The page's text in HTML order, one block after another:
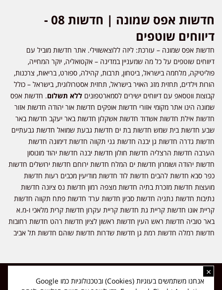
חדשות אפס שמונה | חדשות 08 -
דיווחים שוטפים
חדשות אפס שמונה – עורכת: ליזה ללוצאשווילי. אתר חדשות מוביל עם
דיווחים שוטפים על כל מה שמעניין במדינה – אקטואליה, יוקר המחייה,
פוליטיקה, מלחמה בישראל, ביטחון, תרבות, קהילה, ספורט, בריאות, צרכנות,
הורות וילדים, תחזית מזג האויר בישראל, תחזית אסטרולוגית, בישראל – כולל
קבוצות ווטסאפ עם דיווחים ישירים לסמארטפונים ללא תשלום. חדשות אפס
שמונה הינו אתר מקומי אזורי חדשות אופקים חדשות אור יהודה חדשות אזור
חדשות אילת חדשות אשדוד חדשות אשקלון חדשות באר יעקב חדשות באר
שבע חדשות בית שמש חדשות בת ים חדשות גבעת שמואל חדשות גבעתיים
חדשות גדרה חדשות גן יבנה חדשות גני תקווה חדשות דימונה חדשות
הערבה חדשות הרצליה חדשות חולון חדשות יבנה חדשות יהוד מונוסון
חדשות יהודה ושומרון חדשות ים המלח חדשות ירוחם חדשות ירושלים חדשות
כפר סבא חדשות להבים חדשות לוד חדשות מודיעין מכבים רעות חדשות
מועצות חדשות מזכרת בתיה חדשות מצפה רמון חדשות נס ציונה חדשות
נתיבות חדשות נתניה חדשות סביון חדשות ערד חדשות פתח תקווה חדשות
קריית אונו חדשות קריית גת חדשות קריית עקרון חדשות קרית מלאכי ו-מ.א
באר טוביה חדשות ראש העין חדשות ראשון לציון חדשות רהט חדשות רחובות
חדשות רמלה חדשות רמת גן חדשות שדרות חדשות שוהם חדשות תל אביב
כל הזכויות שמורות ל-ליזה ללוצאשווילי - חדשות אפס שמונה - דיווחים בזמן
אמת, נוסד בשנת 2019 | טל' לפרסומים 054-9759222 מייל מערכת
×
אנחנו משתמשים בעוגיות (Cookies) ובטכנולוגיות כמו Google